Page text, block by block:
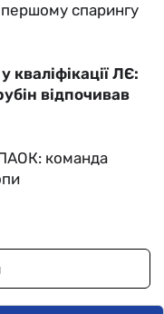
спарингу
кваліфікації ЛЄ:
відпочивав
команда